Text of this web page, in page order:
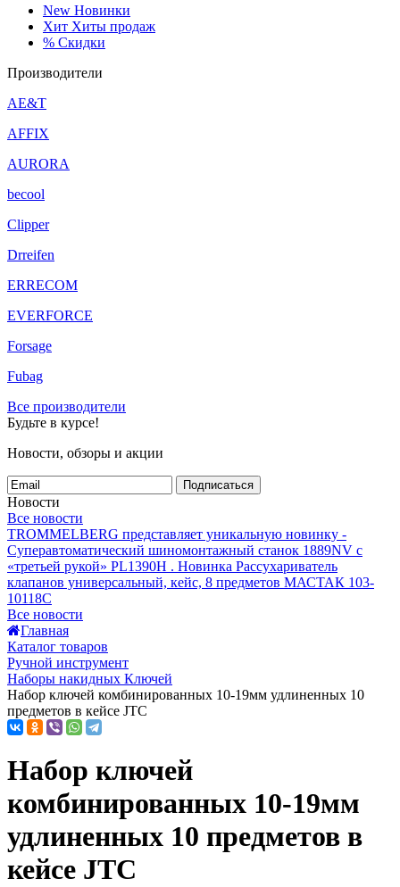
New Новинки
Хит Хиты продаж
% Скидки
Производители
AE&T
AFFIX
AURORA
becool
Clipper
Drreifen
ERRECOM
EVERFORCE
Forsage
Fubag
Все производители
Будьте в курсе!
Новости, обзоры и акции
Подписаться
Новости
Все новости
TROMMELBERG представляет уникальную новинку -
Суперавтоматический шиномонтажный станок 1889NV с
«третьей рукой» PL1390H . Новинка Рассухариватель
клапанов универсальный, кейс, 8 предметов МАСТАК 103-
10118C
Все новости
Главная
Каталог товаров
Ручной инструмент
Наборы накидных Ключей
Набор ключей комбинированных 10-19мм удлиненных 10
предметов в кейсе JTC
Набор ключей
комбинированных 10-19мм
удлиненных 10 предметов в
кейсе JTC